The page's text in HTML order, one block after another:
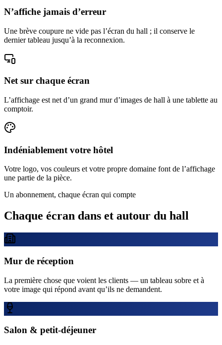
N’affiche jamais d’erreur
Une brève coupure ne vide pas l’écran du hall ; il conserve le
dernier tableau jusqu’à la reconnexion.
Net sur chaque écran
L’affichage est net d’un grand mur d’images de hall à une tablette au
comptoir.
Indéniablement votre hôtel
Votre logo, vos couleurs et votre propre domaine font de l’affichage
une partie de la pièce.
Un abonnement, chaque écran qui compte
Chaque écran dans et autour du hall
Mur de réception
La première chose que voient les clients — un tableau sobre et à
votre image qui répond avant qu’ils ne demandent.
Salon & petit-déjeuner